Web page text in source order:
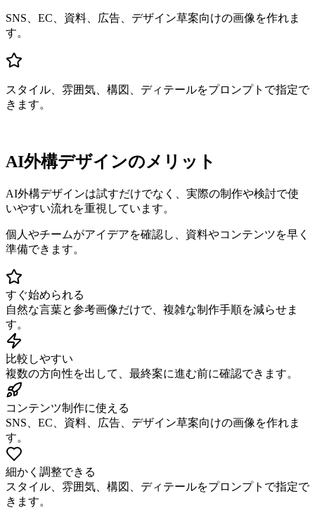
SNS、EC、資料、広告、デザイン草案向けの画像を作れま
す。
スタイル、雰囲気、構図、ディテールをプロンプトで指定で
きます。
AI外構デザインのメリット
AI外構デザインは試すだけでなく、実際の制作や検討で使
いやすい流れを重視しています。
個人やチームがアイデアを確認し、資料やコンテンツを早く
準備できます。
すぐ始められる
自然な言葉と参考画像だけで、複雑な制作手順を減らせま
す。
比較しやすい
複数の方向性を出して、最終案に進む前に確認できます。
コンテンツ制作に使える
SNS、EC、資料、広告、デザイン草案向けの画像を作れま
す。
細かく調整できる
スタイル、雰囲気、構図、ディテールをプロンプトで指定で
きます。